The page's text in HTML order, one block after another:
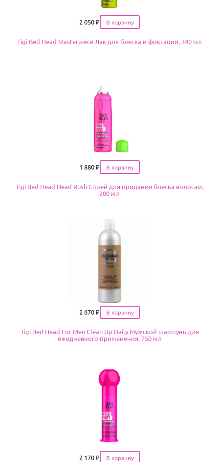
Цена
2 050 ₽
Tigi Bed Head Masterpiece Лак для блеска и фиксации, 340 мл
Цена
1 880 ₽
Tigi Bed Head Head Rush Спрей для придания блеска волосам,
200 мл
Цена
2 670 ₽
Tigi Bed Head For Men Clean Up Daily Мужской шампунь для
ежедневного применения, 750 мл
Цена
2 170 ₽